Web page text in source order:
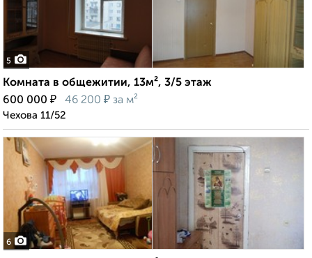
5
Комната в общежитии, 13м², 3/5 этаж
600 000 ₽ 46 200 ₽ за м²
Чехова 11/52
6